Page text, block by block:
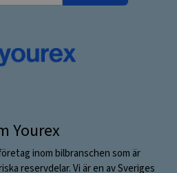
Yourex
inom bilbranschen som är
reservdelar. Vi är en av Sveriges